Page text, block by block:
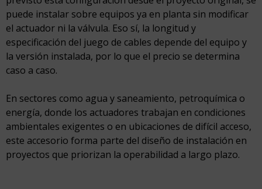
puede instalar sobre equipos ya en planta sin modificar
el actuador ni la válvula. Eso sí, la longitud y
especificación del juego de cables depende del equipo y
la versión instalada, por lo que el precio se determina
caso a caso.
En sectores como agua y saneamiento, petroquímica o
energía, donde los actuadores trabajan en condiciones
ambientales exigentes o en ubicaciones de difícil acceso,
este accesorio forma parte del diseño de instalación en
proyectos que priorizan la operabilidad a largo plazo.